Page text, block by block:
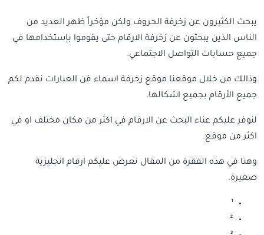
يبحث الكثيرون عن زخرفة الحروف ولكن مؤخراً ظهر العديد من
الناس الذين يبحثون عن زخرفة الارقام حتى يقوموا بإستخدامها في
جميع حسابات التواصل الاجتماعي.
وذالك من خلال موقعنا موقع زخرفة اسماء فن العبارات نقدم لكم
جميع الأرقام بجميع اشكالها.
لنوفر عليكم عناء البحث عن الارقام في اكثر من مكان مختلف او في
اكثر من موقع.
وهنا في هذه الفقرة من المقال نعرض عليكم ارقام انجليزية
صغيرة.
¹
²